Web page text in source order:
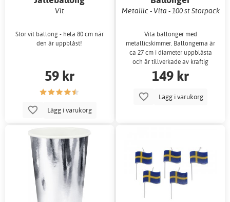
Vit
Stor vit ballong - hela 80 cm när
den är uppblåst!
59 kr
Lägg i varukorg
Metallic - Vita - 100 st Storpack
Vita ballonger med
metallicskimmer. Ballongerna är
ca 27 cm i diameter uppblåsta
och är tillverkade av kraftig
latex.
149 kr
Lägg i varukorg